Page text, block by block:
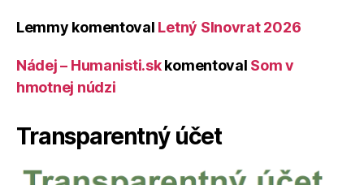
Lemmy komentoval Letný Slnovrat 2026
Nádej – Humanisti.skkomentoval Som v
hmotnej núdzi
Transparentný účet